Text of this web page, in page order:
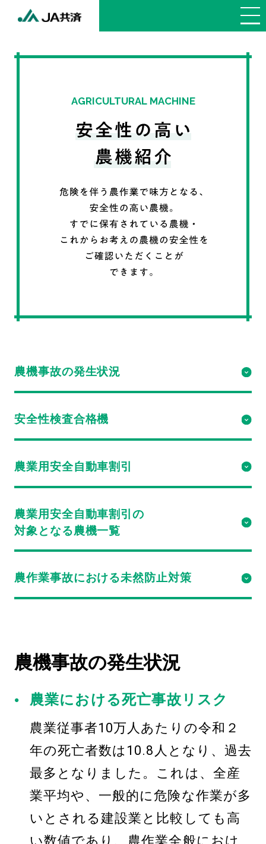
トップページ
どなたでもお役立ち情報
AGRICULTURAL MACHINE
農機事故の発生状況
安全性検査合格機
農業用安全自動車割引
農業用安全自動車割引の
対象となる農機一覧
農作業事故における未然防止対策
農機事故の発生状況
農業における死亡事故リスク
農業従事者10万人あたりの令和２
年の死亡者数は10.8人となり、過去
最多となりました。これは、全産
業平均や、一般的に危険な作業が多
いとされる建設業と比較しても高
い数値であり、農作業全般におけ